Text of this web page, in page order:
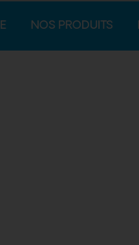
NOS PRODUITS